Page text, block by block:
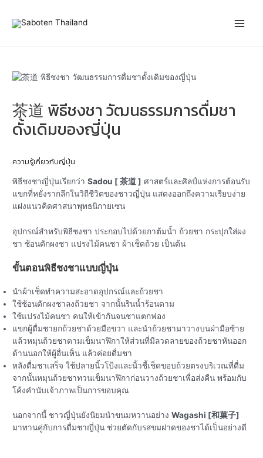
content
茶道 พิธีชงชา วัฒนธรรมการดื่มชา
ดั้งเดิมของญี่ปุ่น
ความรู้เกี่ยวกับญี่ปุ่น
พิธีชงชาญี่ปุ่นเรียกว่าSadou [ 茶道 ] ศาสตร์และศิลป์แห่งการต้อนรับ
แขกที่หยั่งรากลึกในวิถีชีวิตของชาวญี่ปุ่น แสดงออกถึงความเรียบง่าย
แฝงแนวคิดศาสนาพุทธนิกายเซน
อุปกรณ์สำหรับพิธีชงชา ประกอบไปด้วยกาต้มน้ำ ถ้วยชา กระปุกใส่ผง
ชา ช้อนตักผงชา แปรงไม้คนชา ผ้าเช็ดถ้วย เป็นต้น
ขั้นตอนพิธีชงชาแบบญี่ปุ่น
นำผ้าเช็ดทำความสะอาดอุปกรณ์และถ้วยชา
ใช้ช้อนตักผงชาลงถ้วยชา จากนั้นรินน้ำร้อนตาม
ใช้แปรงไม้คนชา คนให้เข้ากันจนชาแตกฟอง
แขกผู้ดื่มชายกถ้วยชาด้วยมือขวา และนำถ้วยชามาวางบนฝ่ามือซ้าย
แล้วหมุนถ้วยชาตามเข็มนาฬิกาให้ส่วนที่มีลวดลายของถ้วยชาหันออก
ด้านนอกให้ผู้อื่นเห็น แล้วค่อยดื่มชา
หลังดื่มชาเสร็จ ใช้ปลายนิ้วโป้งและนิ้วชี้เช็ดขอบถ้วยตรงบริเวณที่ดื่ม
จากนั้นหมุนถ้วยชาทวนเข็มนาฬิกาก่อนวางถ้วยชาเพื่อส่งคืน พร้อมกับ
โค้งคำนับเจ้าภาพเป็นการขอบคุณ
นอกจากนี้ ชาวญี่ปุ่นยังนิยมนำขนมหวานอย่างWagashi [和菓子]
มาทานคู่กับการดื่มชาญี่ปุ่น ช่วยตัดกับรสขมฝาดของชาได้เป็นอย่างดี
navigation